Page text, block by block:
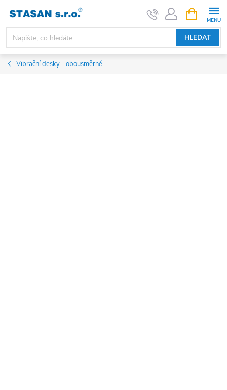
obsah
HLEDAT
NÁKUPNÍ
KOŠÍK
Vibrační desky - obousměrné